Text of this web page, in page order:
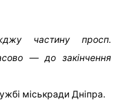
частину просп.
— до закінчення
міськради Дніпра.